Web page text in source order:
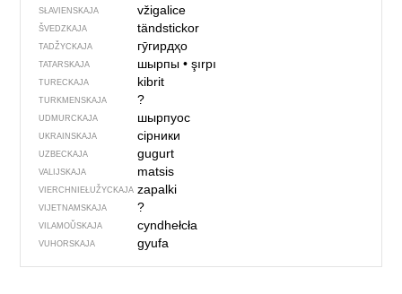
SŁAVIENSKAJA vžigalice
ŠVEDZKAJA tändstickor
TADŽYCKAJA гӯгирдҳо
TATARSKAJA шырпы• şırpı
TURECKAJA kibrit
TURKMENSKAJA ?
UDMURCKAJA шырпуос
UKRAINSKAJA сірники
UZBECKAJA gugurt
VALIJSKAJA matsis
VIERCHNIE­ŁUŽYCKAJA zapalki
VIJETNAMSKAJA ?
VILAMOŬSKAJA cyndhełcła
VUHORSKAJA gyufa